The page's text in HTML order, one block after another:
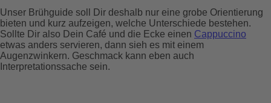
Unser Brühguide soll Dir deshalb nur eine grobe Orientierung
bieten und kurz aufzeigen, welche Unterschiede bestehen.
Sollte Dir also Dein Café und die Ecke einen Cappuccino
etwas anders servieren, dann sieh es mit einem
Augenzwinkern. Geschmack kann eben auch
Interpretationssache sein.